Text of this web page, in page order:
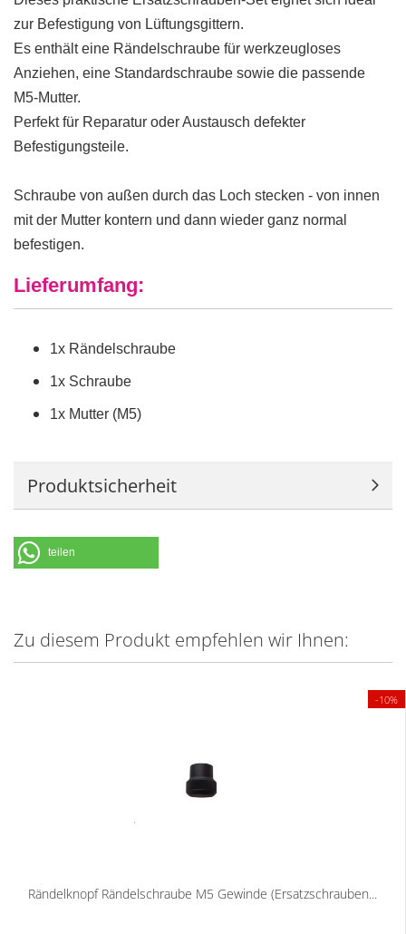
zur Befestigung von Lüftungsgittern.
Es enthält eine Rändelschraube für werkzeugloses
Anziehen, eine Standardschraube sowie die passende
M5-Mutter.
Perfekt für Reparatur oder Austausch defekter
Befestigungsteile.
Schraube von außen durch das Loch stecken - von innen
mit der Mutter kontern und dann wieder ganz normal
befestigen.
Lieferumfang:
1x Rändelschraube
1x Schraube
1x Mutter (M5)
Produktsicherheit
teilen
Zu diesem Produkt empfehlen wir Ihnen:
-10%
Rändelknopf Rändelschraube M5 Gewinde (Ersatzschrauben...